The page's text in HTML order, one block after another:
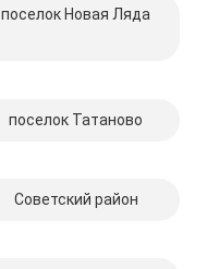
поселок Новая Ляда
поселок Татаново
Советский район